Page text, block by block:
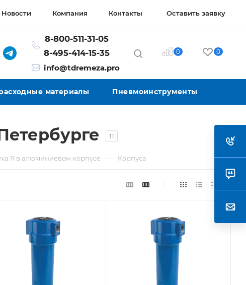
Новости Компания Контакты Оставить заявку
8-800-511-31-05
8-495-414-15-35
info@tdremeza.pro
0 0
материалы Пневмоинструменты
11
R в алюминиевом корпусе — Корпуса